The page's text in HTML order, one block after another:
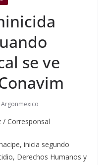
se ve
/ Corresponsal
inicia segundo
Derechos Humanos y